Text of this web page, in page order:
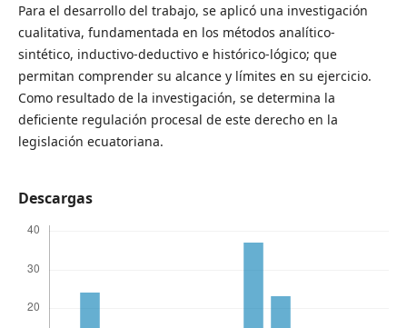
Para el desarrollo del trabajo, se aplicó una investigación
cualitativa, fundamentada en los métodos analítico-
sintético, inductivo-deductivo e histórico-lógico; que
permitan comprender su alcance y límites en su ejercicio.
Como resultado de la investigación, se determina la
deficiente regulación procesal de este derecho en la
legislación ecuatoriana.
Descargas